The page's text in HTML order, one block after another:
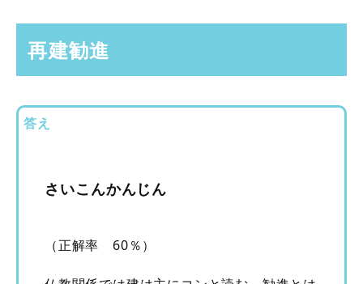
再建勧進
答え
さいこんかんじん
（正解率 60％）